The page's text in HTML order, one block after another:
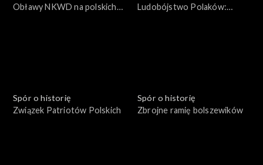
Obławy NKWD na polskich
Ludobójstwo Polaków:
Spór o historię
Związek Patriotów Polskich
Spór o historię
Zbrojne ramię bolszewików